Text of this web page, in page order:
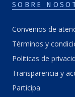
SOBRE
Convenios de
Términos y
Politicas de
Transparencia y
Participa